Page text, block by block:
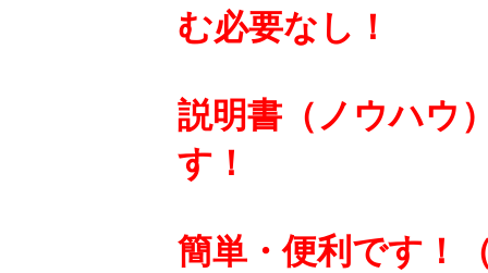
む必要なし！
説明書（ノウハウ
す！
簡単・便利です！